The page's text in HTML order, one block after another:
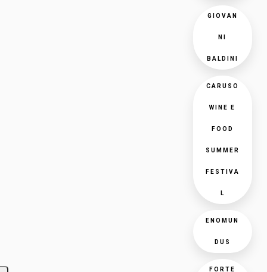
GIOVAN
NI
BALDINI
CARUSO
WINE E
FOOD
SUMMER
FESTIVA
L
ENOMUN
DUS
FORTE